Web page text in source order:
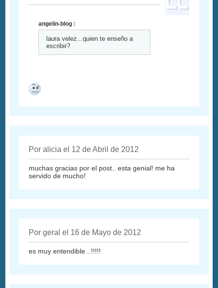
angelin-blog :
laura velez...quien te enseño a
escribir?
Por alicia el 12 de Abril de 2012
muchas gracias por el post.. esta genial! me ha
servido de mucho!
Por geral el 16 de Mayo de 2012
es muy entendible ..!!!!!